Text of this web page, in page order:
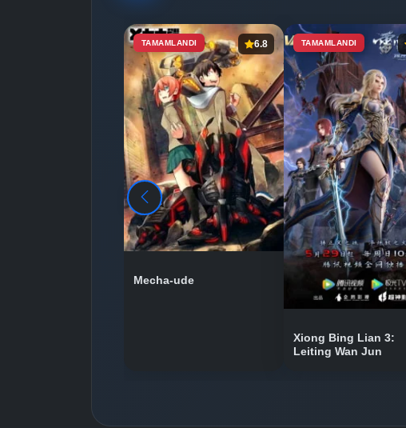
TAMAMLANDI 6.8
Mecha-ude
TAMAMLANDI
Xiong Bing Lian 3:
Leiting Wan Jun